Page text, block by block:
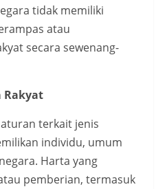
tidak memiliki
atau
secara sewenang-
Rakyat
terkait jenis
individu, umum
Harta yang
pemberian, termasuk